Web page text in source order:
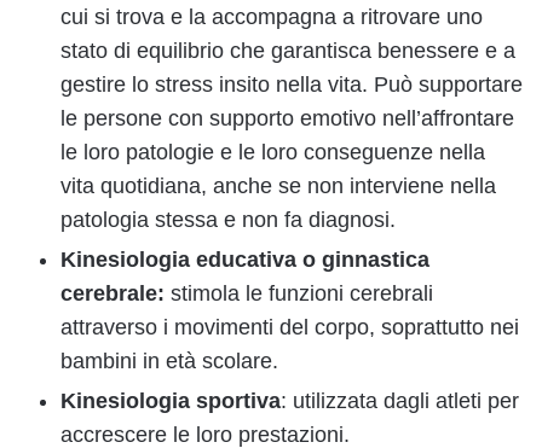
cui si trova e la accompagna a ritrovare uno
stato di equilibrio che garantisca benessere e a
gestire lo stress insito nella vita. Può supportare
le persone con supporto emotivo nell’affrontare
le loro patologie e le loro conseguenze nella
vita quotidiana, anche se non interviene nella
patologia stessa e non fa diagnosi.
Kinesiologia educativa o ginnastica
cerebrale: stimola le funzioni cerebrali
attraverso i movimenti del corpo, soprattutto nei
bambini in età scolare.
Kinesiologia sportiva: utilizzata dagli atleti per
accrescere le loro prestazioni.